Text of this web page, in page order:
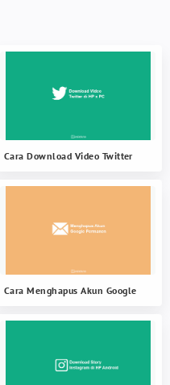
Cara Download Video Twitter
Cara Menghapus Akun Google